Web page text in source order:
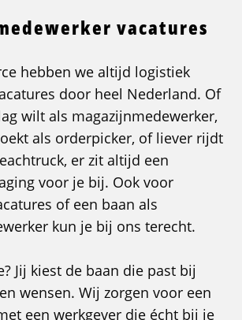
vacatures
hebben we altijd logistiek
door heel Nederland. Of
wilt als magazijnmedewerker,
als orderpicker, of liever rijdt
er zit altijd een
voor je bij. Ook voor
of een baan als
kun je bij ons terecht.
Jij kiest de baan die past bij
wensen. Wij zorgen voor een
een werkgever die écht bij je